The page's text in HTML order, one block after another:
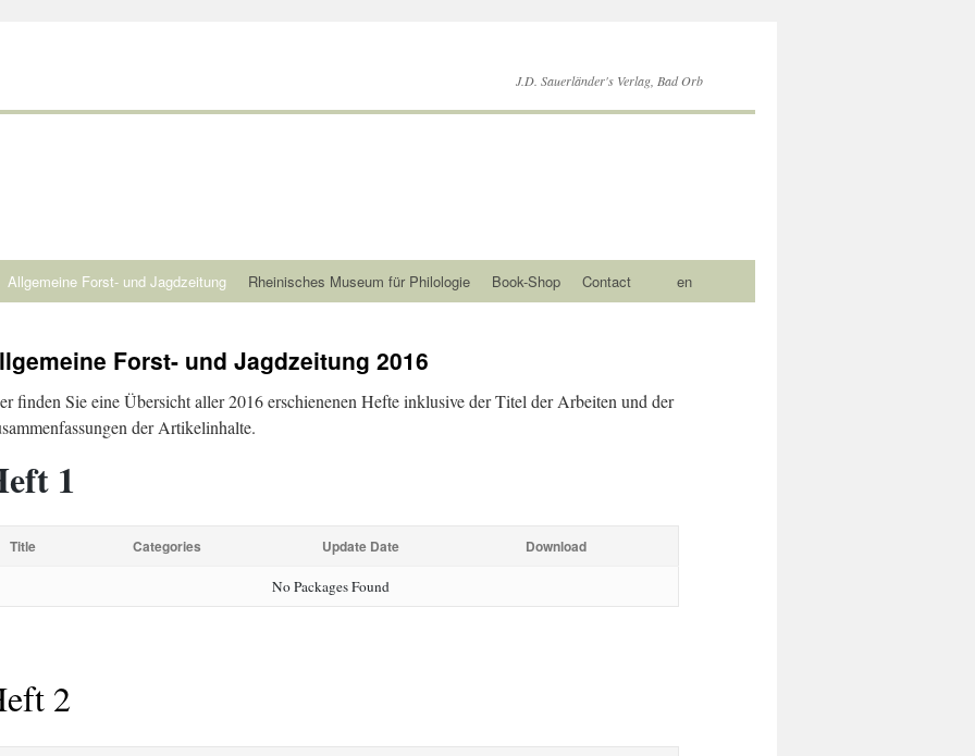
J.D. Sauerländer's Verlag, Bad Orb
Allgemeine Forst- und Jagdzeitung Rheinisches Museum für Philologie Book-Shop Contact en
Forst- und Jagdzeitung 2016
finden Sie eine Übersicht aller 2016 erschienenen Hefte inklusive der Titel der Arbeiten und der
der Artikelinhalte.
1
Title Categories Update Date Download
No Packages Found
2